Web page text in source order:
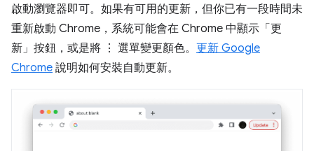
啟動瀏覽器即可。如果有可用的更新，但你已有一段時間未
重新啟動 Chrome，系統可能會在 Chrome 中顯示「更
新」按鈕，或是將 ⋮ 選單變更顏色。 更新 Google
Chrome 說明如何安裝自動更新。